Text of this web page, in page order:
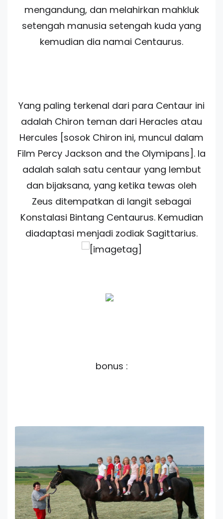
mengandung, dan melahirkan mahkluk
setengah manusia setengah kuda yang
kemudian dia namai Centaurus.
Yang paling terkenal dari para Centaur ini
adalah Chiron teman dari Heracles atau
Hercules [sosok Chiron ini, muncul dalam
Film Percy Jackson and the Olymipans]. Ia
adalah salah satu centaur yang lembut
dan bijaksana, yang ketika tewas oleh
Zeus ditempatkan di langit sebagai
Konstalasi Bintang Centaurus. Kemudian
diadaptasi menjadi zodiak Sagittarius.
bonus :